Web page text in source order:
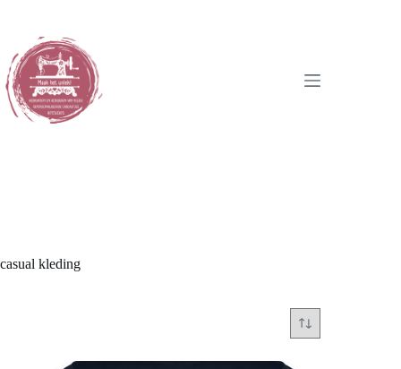
inhoud
casual kleding